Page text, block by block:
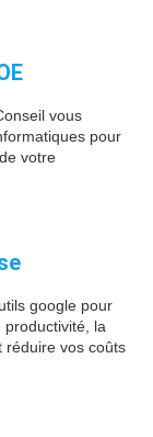
vous
pour
votre
google pour
productivité, la
réduire vos coûts